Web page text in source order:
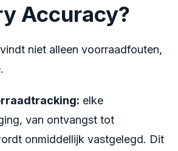
Accuracy?
niet alleen voorraadfouten,
elke
van ontvangst tot
onmiddellijk vastgelegd. Dit